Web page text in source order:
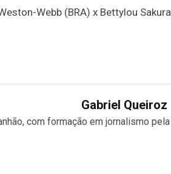
Webb (BRA) x Bettylou
Gabriel Queiroz
com formação em jornalismo